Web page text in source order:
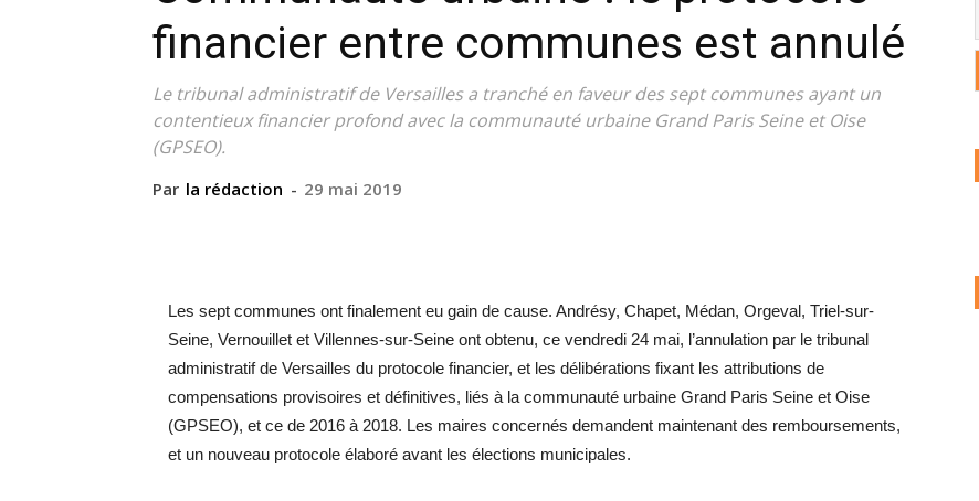
financier entre communes est annulé
Le tribunal administratif de Versailles a tranché en faveur des sept communes ayant un
contentieux financier profond avec la communauté urbaine Grand Paris Seine et Oise
(GPSEO).
Par la rédaction - 29 mai 2019
Les sept communes ont finalement eu gain de cause. Andrésy, Chapet, Médan, Orgeval, Triel-sur-
Seine, Vernouillet et Villennes-sur-Seine ont obtenu, ce vendredi 24 mai, l’annulation par le tribunal
administratif de Versailles du protocole financier, et les délibérations fixant les attributions de
compensations provisoires et définitives, liés à la communauté urbaine Grand Paris Seine et Oise
(GPSEO), et ce de 2016 à 2018. Les maires concernés demandent maintenant des remboursements,
et un nouveau protocole élaboré avant les élections municipales.